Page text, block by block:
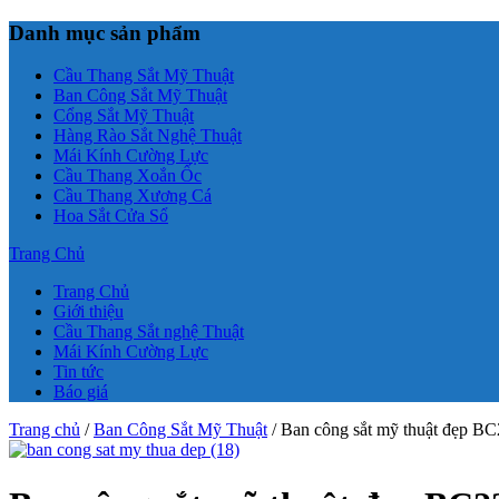
Danh mục sản phẩm
Cầu Thang Sắt Mỹ Thuật
Ban Công Sắt Mỹ Thuật
Cổng Sắt Mỹ Thuật
Hàng Rào Sắt Nghệ Thuật
Mái Kính Cường Lực
Cầu Thang Xoắn Ốc
Cầu Thang Xương Cá
Hoa Sắt Cửa Sổ
Trang Chủ
Trang Chủ
Giới thiệu
Cầu Thang Sắt nghệ Thuật
Mái Kính Cường Lực
Tin tức
Báo giá
Trang chủ /Ban Công Sắt Mỹ Thuật/ Ban công sắt mỹ thuật đẹp